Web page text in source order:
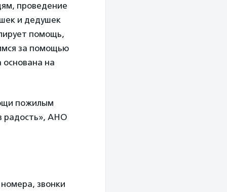
проведение
и дедушек
помощь,
за помощью
на
пожилым
радость», АНО
звонки